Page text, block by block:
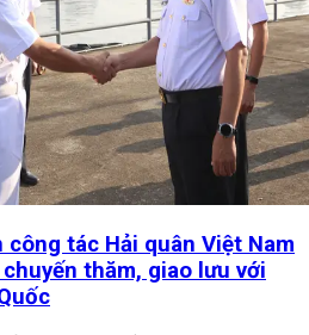
công tác Hải quân Việt Nam
thăm, giao lưu với